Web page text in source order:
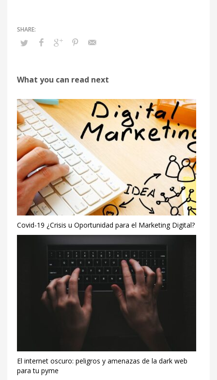
What you can read next
Covid-19 ¿Crisis u Oportunidad para el Marketing Digital?
El internet oscuro: peligros y amenazas de la dark web
para tu pyme